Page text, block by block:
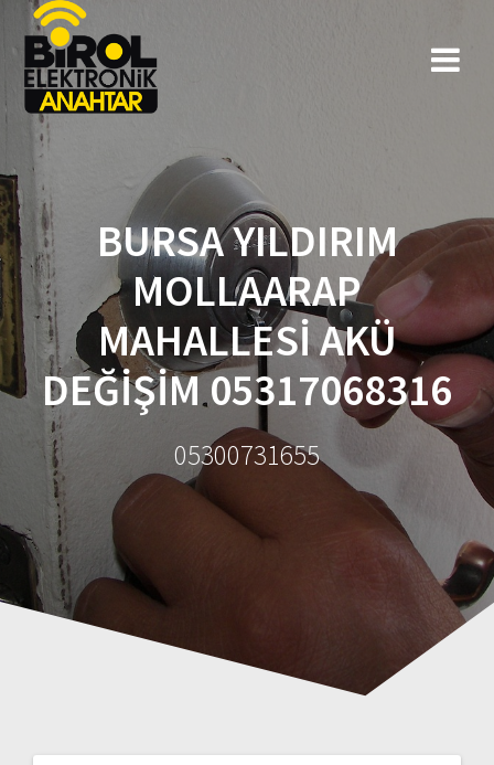
BURSA YILDIRIM
MOLLAARAP
MAHALLESİ AKÜ
DEĞİŞİM 05317068316
05300731655